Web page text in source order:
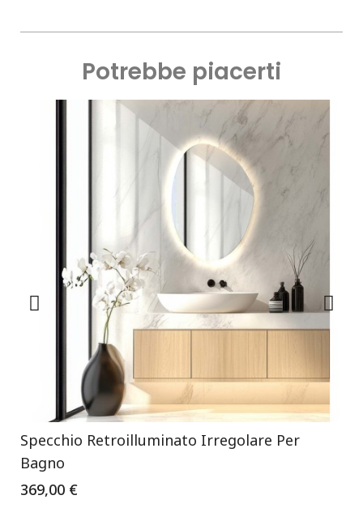
Potrebbe piacerti
Specchio Retroilluminato Irregolare Per
Bagno
369,00 €